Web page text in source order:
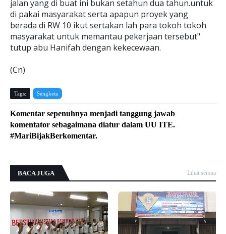
jalan yang di buat ini bukan setahun dua tahun.untuk
di pakai masyarakat serta apapun proyek yang
berada di RW 10 ikut sertakan lah para tokoh tokoh
masyarakat untuk memantau pekerjaan tersebut"
tutup abu Hanifah dengan kekecewaan.
(Cn)
Tags: Sengketa
Komentar sepenuhnya menjadi tanggung jawab
komentator sebagaimana diatur dalam UU ITE.
#MariBijakBerkomentar.
BACA JUGA Lihat semua